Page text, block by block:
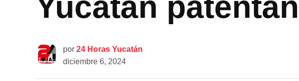
por 24 Horas Yucatán
diciembre 6, 2024